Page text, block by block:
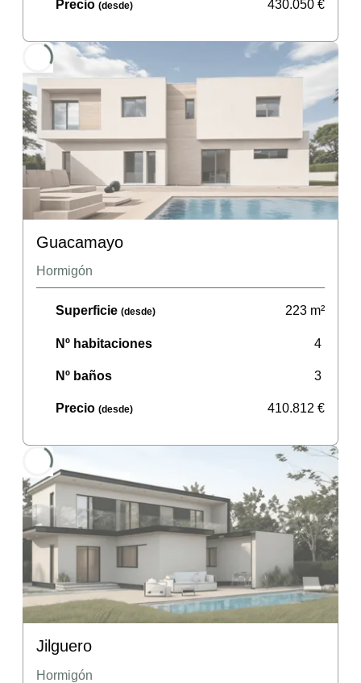
Precio (desde) 430.050 €
Guacamayo
Hormigón
Superficie (desde) 223 m²
Nº habitaciones 4
Nº baños 3
Precio (desde) 410.812 €
Jilguero
Hormigón